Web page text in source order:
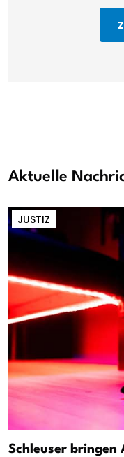
Aktuelle
JUSTIZ
Schleuser bringen